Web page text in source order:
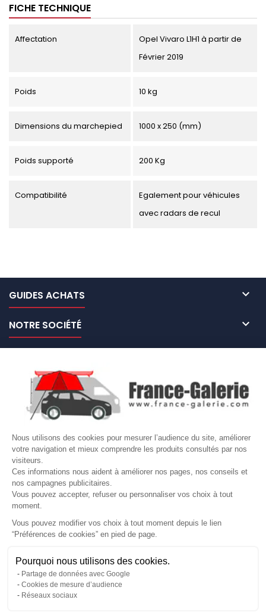
Nous utilisons des cookies pour mesurer l’audience du site, améliorer
votre navigation et mieux comprendre les produits consultés par nos
visiteurs.
Ces informations nous aident à améliorer nos pages, nos conseils et
nos campagnes publicitaires.
Vous pouvez accepter, refuser ou personnaliser vos choix à tout
moment.
Vous pouvez modifier vos choix à tout moment depuis le lien
“Préférences de cookies” en pied de page.
Pourquoi nous utilisons des cookies.
Partage de données avec Google
Cookies de mesure d’audience
Réseaux sociaux
Gérer mes cookies
FICHE TECHNIQUE
Affectation
Opel Vivaro L1H1 à partir de
Février 2019
Poids 10 kg
Dimensions du marchepied 1000 x 250 (mm)
Poids supporté 200 Kg
Compatibilité
Egalement pour véhicules
avec radars de recul
GUIDES ACHATS 
NOTRE SOCIÉTÉ 
VOTRE COMPTE 
Site protégé par reCAPTCHA.
LETTRE D'INFORMATIONS
© Copyright 2026 France Galerie. Tous droits reservés.